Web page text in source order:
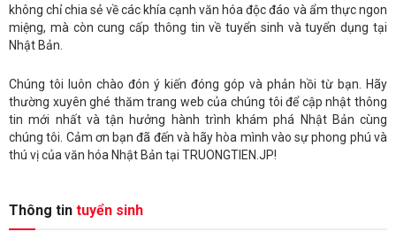
không chỉ chia sẻ về các khía cạnh văn hóa độc đáo và ẩm thực ngon
miệng, mà còn cung cấp thông tin về tuyển sinh và tuyển dụng tại
Nhật Bản.
Chúng tôi luôn chào đón ý kiến đóng góp và phản hồi từ bạn. Hãy
thường xuyên ghé thăm trang web của chúng tôi để cập nhật thông
tin mới nhất và tận hưởng hành trình khám phá Nhật Bản cùng
chúng tôi. Cảm ơn bạn đã đến và hãy hòa mình vào sự phong phú và
thú vị của văn hóa Nhật Bản tại TRUONGTIEN.JP!
Thông tin tuyển sinh